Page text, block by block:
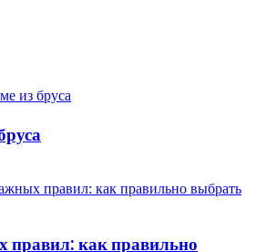
правил: как правильно